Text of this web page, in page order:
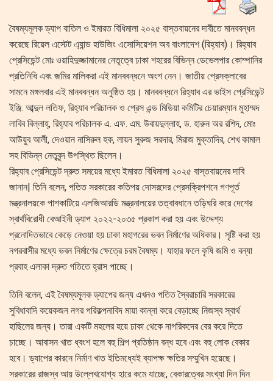
বৈষম্যমূলক ড্যাপ বাতিল ও ইমারত বিধিমালা ২০২৫ বাস্তবায়নের দাবীতে মানববন্ধন
করেছে রিয়েল এস্টেট এ্যান্ড হাউজিং এসোসিয়েশন অব বাংলাদেশ (রিহ্যাব)। রিহ্যাব
প্রেসিডেন্ট মোঃ ওয়াহিদুজ্জামানের নেতৃত্বে ঢাকা শহরের বিভিন্ন ডেভেলপার কোম্পানির
প্রতিনিধি এবং জমির মালিকরা এই মানববন্ধনে অংশ নেন। জাতীয় প্রেসক্লাবের
সামনে মঙ্গলবার এই মানববন্ধন অনুষ্ঠিত হয়। মানববন্ধনে রিহ্যাব এর ভাইস প্রেসিডেন্ট
ইঞ্জি. আব্দুল লতিফ, রিহ্যাব পরিচালক ও প্রেস এন্ড মিডিয়া কমিটির চেয়ারম্যান মুহাম্মদ
লাবিব বিল্লাহ্, রিহ্যাব পরিচালক এ. এফ. এম. উবায়দুল্লাহ, ড. হারুন অর রশিদ, মোঃ
আউয়ুব আলী, দেওয়ান নাসিরুল হক, লায়ন সুরুজ সরদার, মিরাজ মুক্তাদির, শেখ কামাল
সহ বিভিন্ন নেতৃবৃন্দ উপস্থিত ছিলেন।
রিহ্যাব প্রেসিডেন্ট দ্রুত সময়ের মধ্যে ইমারত বিধিমালা ২০২৫ বাস্তবায়নের দাবি
জানান| তিনি বলেন, পতিত সরকারের কতিপয় দোসরদের প্রেসক্রিপশনে গণপূর্ত
মন্ত্রনালয়কে পাশকাটিয়ে এলজিআরডি মন্ত্রনালয়ের তত্বাবধানে তড়িঘরি করে দেশের
স্বার্থবিরোধী বেআইনী ড্যাপ ২০২২-২০৩৫ প্রকাশ করা হয় এবং উদ্দেশ্য
প্রনোদিতভাবে কেড়ে নেওয়া হয় ঢাকা মহাগরের ভবন নির্মাণের অধিকার। সৃষ্টি করা হয়
নগরবাসীর মধ্যে ভবন নির্মাণের ক্ষেত্রে চরম বৈষম্য। যাহার ফলে কৃষি জমি ও বন্যা
প্রবাহ এলাকা দ্রুত গতিতে হ্রাস পাচ্ছে।
তিনি বলেন, এই বৈষম্যমূলক ড্যাপের জন্য এখনও পতিত স্বৈরাচারি সরকারের
সুবিধাবাদি কয়েকজন নগর পরিকল্পনাবিদ মায়া কান্না করে বেড়াচ্ছে নিজস্ব স্বার্থ
হাছিলের জন্য। তারা একটি মহলের হয়ে ঢাকা থেকে নাগরিকদের বের করে দিতে
চাচ্ছে। আবাসন খাত ধ্বংশ হলে বহু শিল্প প্রতিষ্ঠান বন্ধ হবে এবং বহু লোক বেকার
হবে। ড্যাপের কারনে নির্মাণ খাত ইতিমধ্যেই ব্যাপক্ষ ক্ষতির সম্মুখিন হয়েছে।
সরকারের রাজস্ব আয় উল্লেখযোগ্য হারে কমে যাচ্ছে, বেকারত্বের সংখ্যা দিন দিন